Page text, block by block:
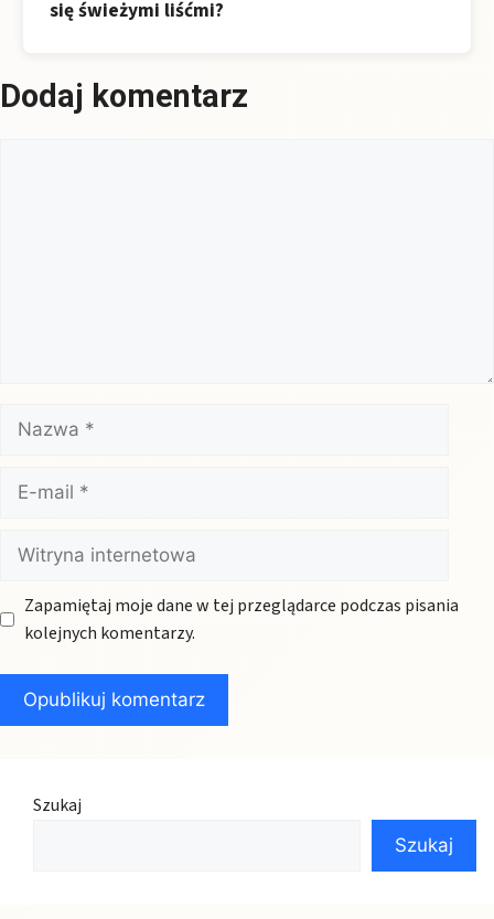
się świeżymi liśćmi?
Dodaj komentarz
Nazwa
mail
Witryna
internetowa
Zapamiętaj moje dane w tej przeglądarce podczas pisania
kolejnych komentarzy.
Szukaj
Szukaj